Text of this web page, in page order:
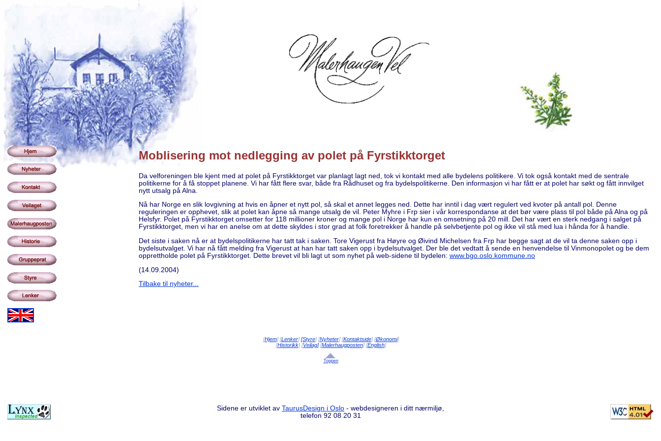
Moblisering mot nedlegging av polet på Fyrstikktorget
Da velforeningen ble kjent med at polet på Fyrstikktorget var planlagt lagt ned, tok vi kontakt med alle bydelens politikere. Vi tok også kontakt med de sentrale
politikerne for å få stoppet planene. Vi har fått flere svar, både fra Rådhuset og fra bydelspolitikerne. Den informasjon vi har fått er at polet har søkt og fått innvilget
nytt utsalg på Alna.
Nå har Norge en slik lovgivning at hvis en åpner et nytt pol, så skal et annet legges ned. Dette har inntil i dag vært regulert ved kvoter på antall pol. Denne
reguleringen er opphevet, slik at polet kan åpne så mange utsalg de vil. Peter Myhre i Frp sier i vår korrespondanse at det bør være plass til pol både på Alna og på
Helsfyr. Polet på Fyrstikktorget omsetter for 118 millioner kroner og mange pol i Norge har kun en omsetning på 20 mill. Det har vært en sterk nedgang i salget på
Fyrstikktorget, men vi har en anelse om at dette skyldes i stor grad at folk foretrekker å handle på selvbetjente pol og ikke vil stå med lua i hånda for å handle.
Det siste i saken nå er at bydelspolitikerne har tatt tak i saken. Tore Vigerust fra Høyre og Øivind Michelsen fra Frp har begge sagt at de vil ta denne saken opp i
bydelsutvalget. Vi har nå fått melding fra Vigerust at han har tatt saken opp i bydelsutvalget. Der ble det vedtatt å sende en henvendelse til Vinmonopolet og be dem
opprettholde polet på Fyrstikktorget. Dette brevet vil bli lagt ut som nyhet på web-sidene til bydelen: www.bgo.oslo.kommune.no
(14.09.2004)
Tilbake til nyheter...
[Hjem] [Lenker] [Styre] [Nyheter] [Kontaktside] [Økonomi]
[Historikk] [Veilag][Malerhaugposten] [English]
Toppen
Sidene er utviklet av TaurusDesign i Oslo - webdesigneren i ditt nærmiljø,
telefon 92 08 20 31